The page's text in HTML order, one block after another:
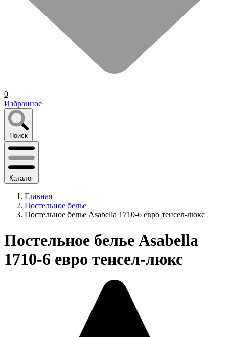
0
Избранное
Поиск
Каталог
Главная
Постельное белье
Постельное белье Asabella 1710-6 евро тенсел-люкс
Постельное белье Asabella
1710-6 евро тенсел-люкс